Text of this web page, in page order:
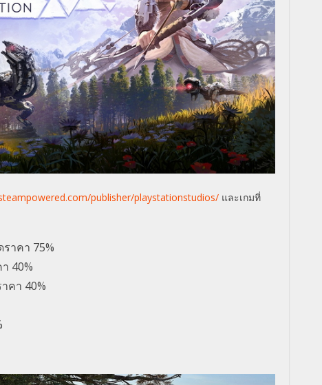
publisher/playstationstudios/ และเกมที่
าคา 75%
40%
คา 40%